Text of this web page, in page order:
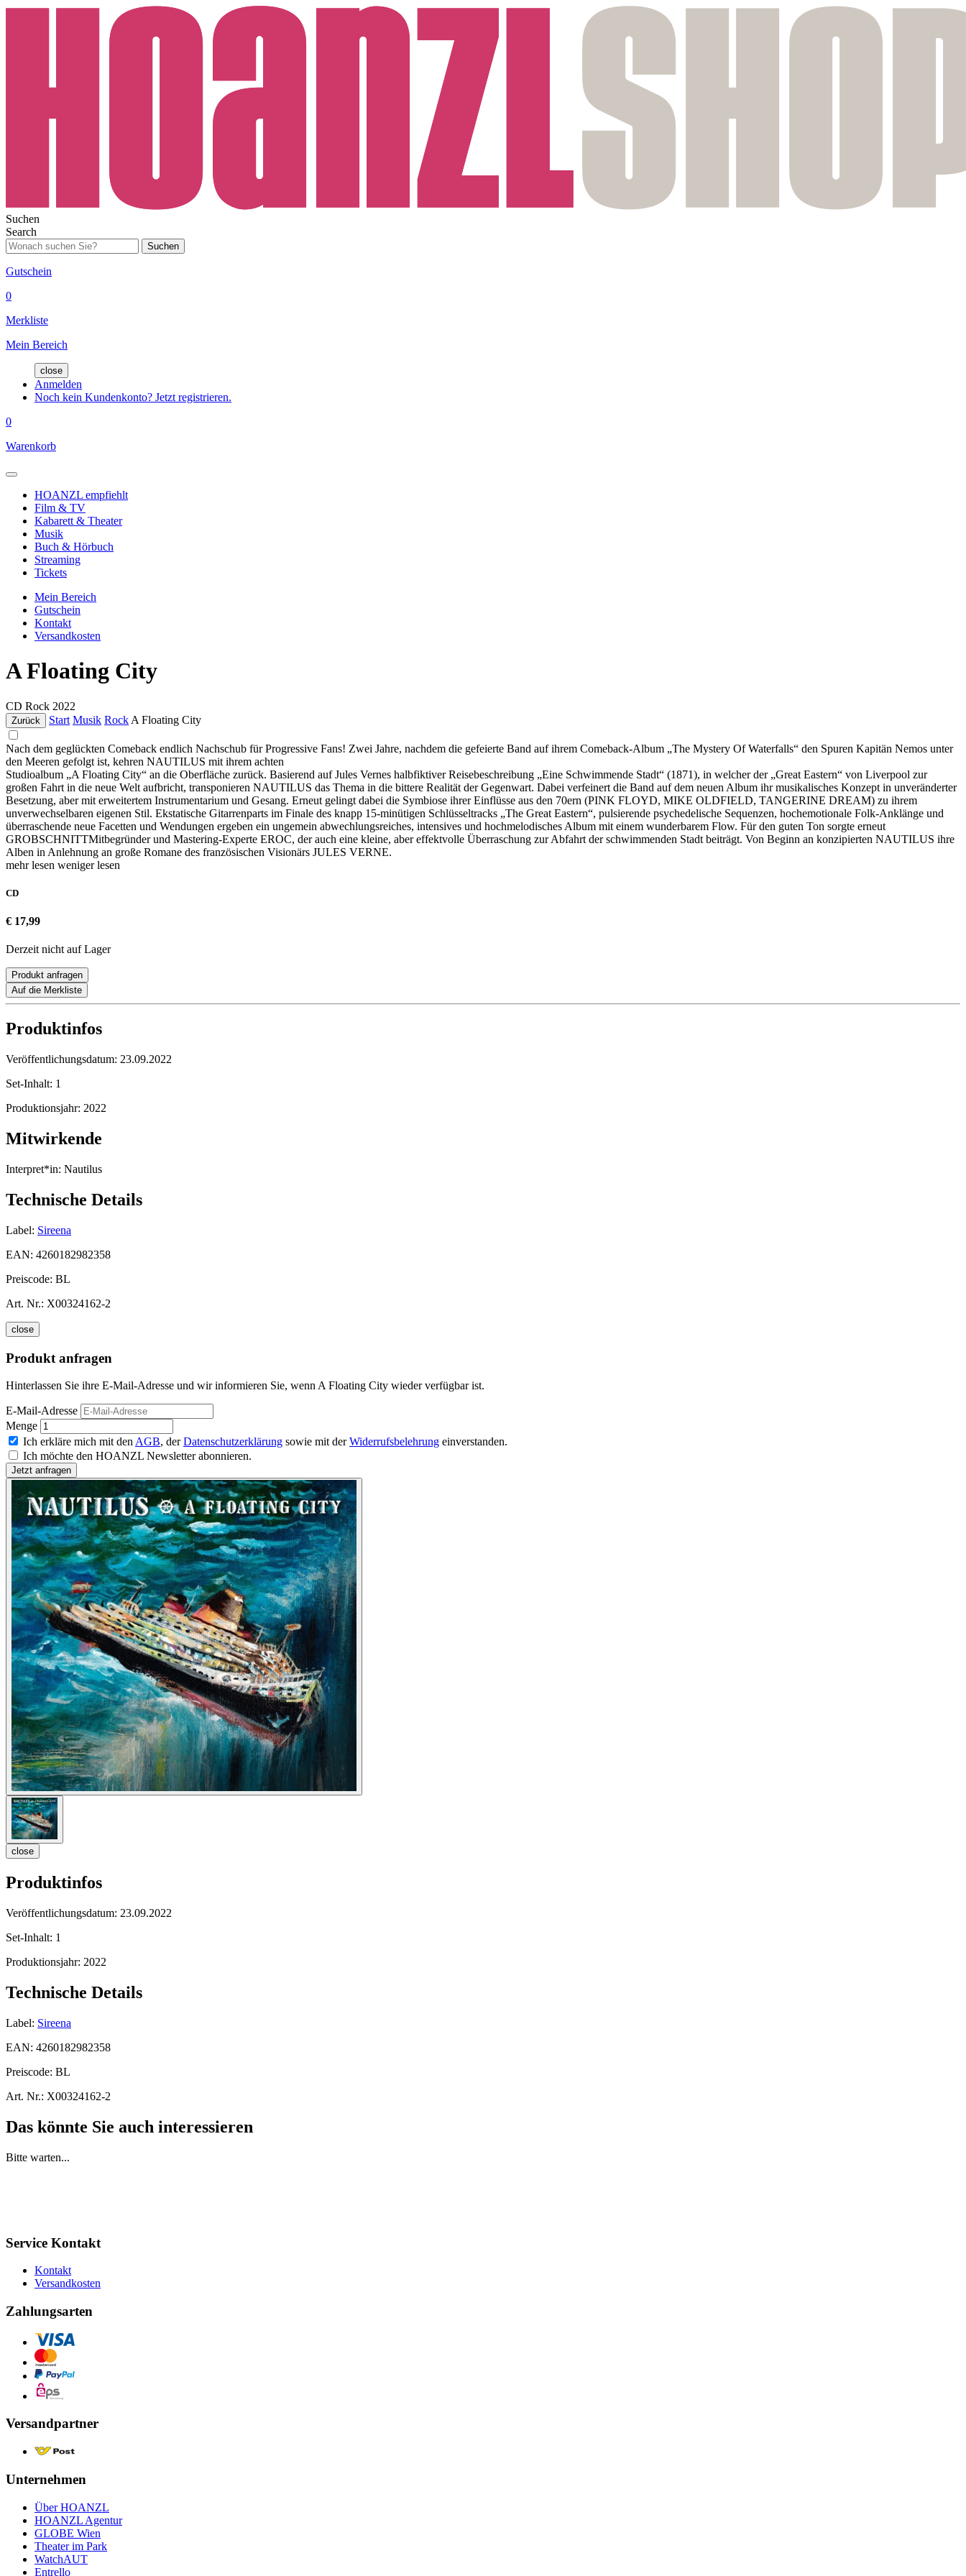
Suchen
Search
Suchen
Gutschein
0
Merkliste
Mein Bereich
close
Anmelden
Noch kein Kundenkonto? Jetzt registrieren.
0
Warenkorb
HOANZL empfiehlt
Film & TV
Kabarett & Theater
Musik
Buch & Hörbuch
Streaming
Tickets
Mein Bereich
Gutschein
Kontakt
Versandkosten
A Floating City
CD Rock 2022
Zurück Start Musik Rock A Floating City
Nach dem geglückten Comeback endlich Nachschub für Progressive Fans! Zwei Jahre, nachdem die gefeierte Band auf ihrem Comeback-Album „The Mystery Of Waterfalls“ den Spuren Kapitän Nemos unter
den Meeren gefolgt ist, kehren NAUTILUS mit ihrem achten
Studioalbum „A Floating City“ an die Oberfläche zurück. Basierend auf Jules Vernes halbfiktiver Reisebeschreibung „Eine Schwimmende Stadt“ (1871), in welcher der „Great Eastern“ von Liverpool zur
großen Fahrt in die neue Welt aufbricht, transponieren NAUTILUS das Thema in die bittere Realität der Gegenwart. Dabei verfeinert die Band auf dem neuen Album ihr musikalisches Konzept in unveränderter
Besetzung, aber mit erweitertem Instrumentarium und Gesang. Erneut gelingt dabei die Symbiose ihrer Einflüsse aus den 70ern (PINK FLOYD, MIKE OLDFIELD, TANGERINE DREAM) zu ihrem
unverwechselbaren eigenen Stil. Ekstatische Gitarrenparts im Finale des knapp 15-minütigen Schlüsseltracks „The Great Eastern“, pulsierende psychedelische Sequenzen, hochemotionale Folk-Anklänge und
überraschende neue Facetten und Wendungen ergeben ein ungemein abwechlungsreiches, intensives und hochmelodisches Album mit einem wunderbarem Flow. Für den guten Ton sorgte erneut
GROBSCHNITTMitbegründer und Mastering-Experte EROC, der auch eine kleine, aber effektvolle Überraschung zur Abfahrt der schwimmenden Stadt beiträgt. Von Beginn an konzipierten NAUTILUS ihre
Alben in Anlehnung an große Romane des französischen Visionärs JULES VERNE.
mehr lesen weniger lesen
CD
€ 17,99
Derzeit nicht auf Lager
Produkt anfragen
Auf die Merkliste
Produktinfos
Veröffentlichungsdatum: 23.09.2022
Set-Inhalt: 1
Produktionsjahr: 2022
Mitwirkende
Interpret*in: Nautilus
Technische Details
Label: Sireena
EAN: 4260182982358
Preiscode: BL
Art. Nr.: X00324162-2
close
Produkt anfragen
Hinterlassen Sie ihre E-Mail-Adresse und wir informieren Sie, wenn A Floating City wieder verfügbar ist.
E-Mail-Adresse
Menge
Ich erkläre mich mit den AGB, derDatenschutzerklärung sowie mit derWiderrufsbelehrung einverstanden.
Ich möchte den HOANZL Newsletter abonnieren.
close
Produktinfos
Veröffentlichungsdatum: 23.09.2022
Set-Inhalt: 1
Produktionsjahr: 2022
Technische Details
Label: Sireena
EAN: 4260182982358
Preiscode: BL
Art. Nr.: X00324162-2
Das könnte Sie auch interessieren
Bitte warten...
Service Kontakt
Kontakt
Versandkosten
Zahlungsarten
Versandpartner
Unternehmen
Über HOANZL
HOANZL Agentur
GLOBE Wien
Theater im Park
WatchAUT
Entrello